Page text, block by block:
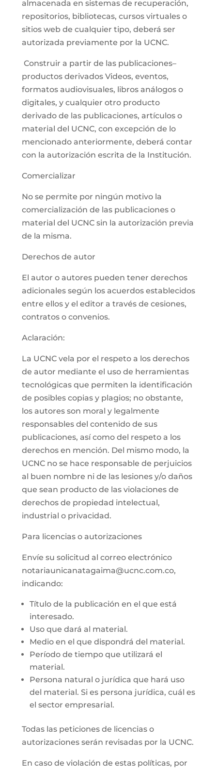
almacenada en sistemas de recuperación,
repositorios, bibliotecas, cursos virtuales o
sitios web de cualquier tipo, deberá ser
autorizada previamente por la UCNC.
Construir a partir de las publicaciones–
productos derivados Videos, eventos,
formatos audiovisuales, libros análogos o
digitales, y cualquier otro producto
derivado de las publicaciones, artículos o
material del UCNC, con excepción de lo
mencionado anteriormente, deberá contar
con la autorización escrita de la Institución.
Comercializar
No se permite por ningún motivo la
comercialización de las publicaciones o
material del UCNC sin la autorización previa
de la misma.
Derechos de autor
El autor o autores pueden tener derechos
adicionales según los acuerdos establecidos
entre ellos y el editor a través de cesiones,
contratos o convenios.
Aclaración:
La UCNC vela por el respeto a los derechos
de autor mediante el uso de herramientas
tecnológicas que permiten la identificación
de posibles copias y plagios; no obstante,
los autores son moral y legalmente
responsables del contenido de sus
publicaciones, así como del respeto a los
derechos en mención. Del mismo modo, la
UCNC no se hace responsable de perjuicios
al buen nombre ni de las lesiones y/o daños
que sean producto de las violaciones de
derechos de propiedad intelectual,
industrial o privacidad.
Para licencias o autorizaciones
Envíe su solicitud al correo electrónico
notariaunicanatagaima@ucnc.com.co,
indicando:
Título de la publicación en el que está
interesado.
Uso que dará al material.
Medio en el que dispondrá del material.
Período de tiempo que utilizará el
material.
Persona natural o jurídica que hará uso
del material. Si es persona jurídica, cuál es
el sector empresarial.
Todas las peticiones de licencias o
autorizaciones serán revisadas por la UCNC.
En caso de violación de estas políticas, por